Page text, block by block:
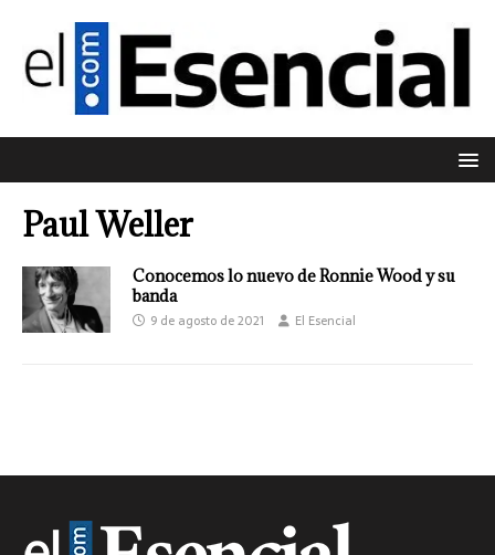
Paul Weller
Conocemos lo nuevo de Ronnie Wood y su
banda
9 de agosto de 2021 El Esencial